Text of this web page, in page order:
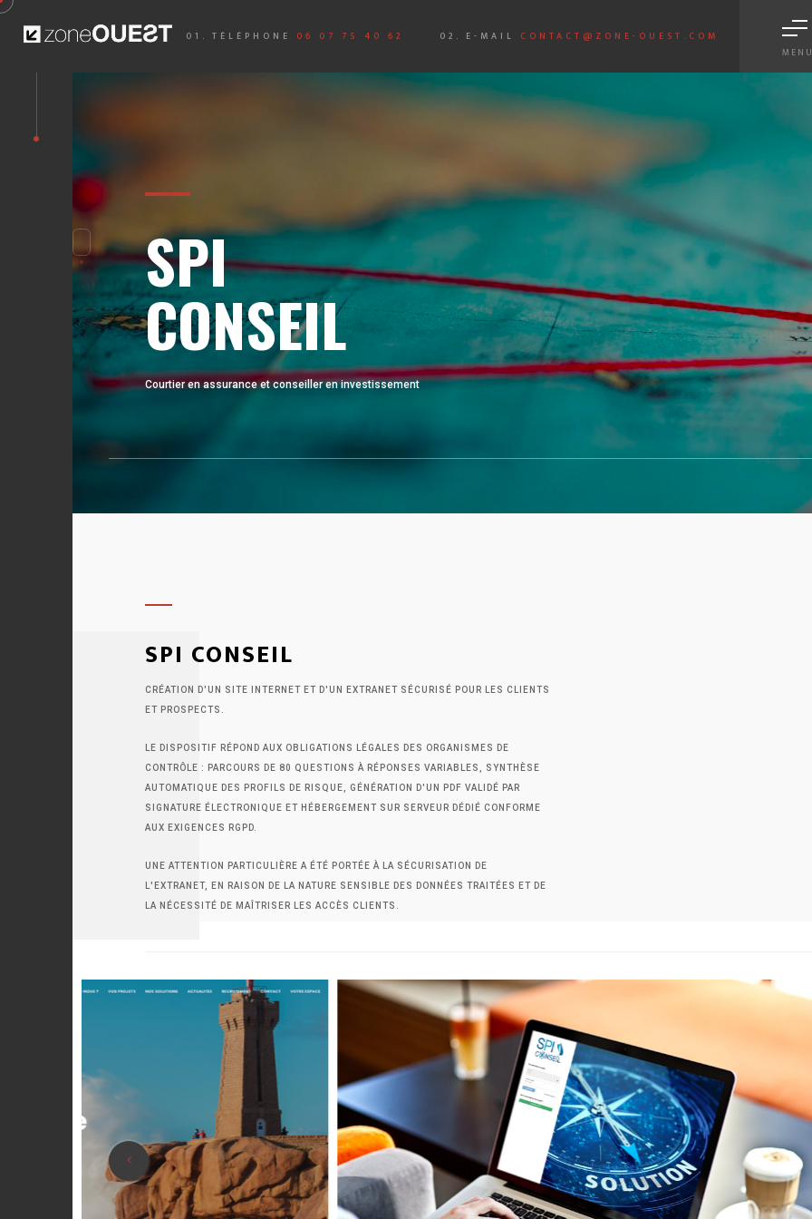
01. TÉLÉPHONE 06 07 75 40 62 02. E-MAIL CONTACT@ZONE-OUEST.COM
SPI Conseil - identité web gestion de patrimoine
SPI
CONSEIL
Courtier en assurance et conseiller en investissement
SPI CONSEIL
CRÉATION D'UN SITE INTERNET ET D'UN EXTRANET SÉCURISÉ POUR LES CLIENTS
ET PROSPECTS.
LE DISPOSITIF RÉPOND AUX OBLIGATIONS LÉGALES DES ORGANISMES DE
CONTRÔLE : PARCOURS DE 80 QUESTIONS À RÉPONSES VARIABLES, SYNTHÈSE
AUTOMATIQUE DES PROFILS DE RISQUE, GÉNÉRATION D'UN PDF VALIDÉ PAR
SIGNATURE ÉLECTRONIQUE ET HÉBERGEMENT SUR SERVEUR DÉDIÉ CONFORME
AUX EXIGENCES RGPD.
UNE ATTENTION PARTICULIÈRE A ÉTÉ PORTÉE À LA SÉCURISATION DE
L'EXTRANET, EN RAISON DE LA NATURE SENSIBLE DES DONNÉES TRAITÉES ET DE
LA NÉCESSITÉ DE MAÎTRISER LES ACCÈS CLIENTS.